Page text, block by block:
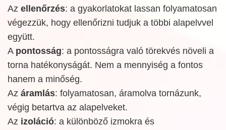
Az ellenőrzés: a gyakorlatokat lassan folyamatosan
végezzük, hogy ellenőrizni tudjuk a többi alapelvvel
együtt.
A pontosság: a pontosságra való törekvés növeli a
torna hatékonyságát. Nem a mennyiség a fontos
hanem a minőség.
Az áramlás: folyamatosan, áramolva tornázunk,
végig betartva az alapelveket.
Az izoláció: a különböző izmokra és